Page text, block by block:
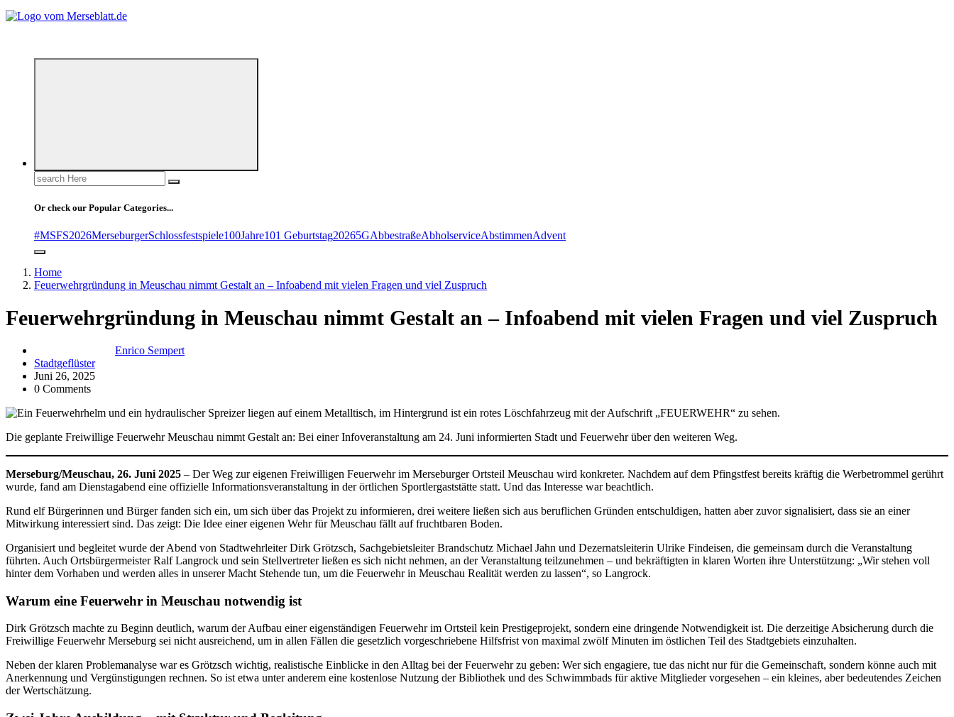
Search
for:
Or check our Popular Categories...
#MSFS2026MerseburgerSchlossfestspiele100Jahre101 Geburtstag20265GAbbestraßeAbholserviceAbstimmenAdvent
Home
Feuerwehrgründung in Meuschau nimmt Gestalt an – Infoabend mit vielen Fragen und viel Zuspruch
Feuerwehrgründung in Meuschau nimmt Gestalt an – Infoabend mit vielen Fragen und viel Zuspruch
Enrico Sempert
Stadtgeflüster
Juni 26, 2025
0 Comments
Die geplante Freiwillige Feuerwehr Meuschau nimmt Gestalt an: Bei einer Infoveranstaltung am 24. Juni informierten Stadt und Feuerwehr über den weiteren Weg.
Merseburg/Meuschau, 26. Juni 2025 – Der Weg zur eigenen Freiwilligen Feuerwehr im Merseburger Ortsteil Meuschau wird konkreter. Nachdem auf dem Pfingstfest bereits kräftig die Werbetrommel gerührt
wurde, fand am Dienstagabend eine offizielle Informationsveranstaltung in der örtlichen Sportlergaststätte statt. Und das Interesse war beachtlich.
Rund elf Bürgerinnen und Bürger fanden sich ein, um sich über das Projekt zu informieren, drei weitere ließen sich aus beruflichen Gründen entschuldigen, hatten aber zuvor signalisiert, dass sie an einer
Mitwirkung interessiert sind. Das zeigt: Die Idee einer eigenen Wehr für Meuschau fällt auf fruchtbaren Boden.
Organisiert und begleitet wurde der Abend von Stadtwehrleiter Dirk Grötzsch, Sachgebietsleiter Brandschutz Michael Jahn und Dezernatsleiterin Ulrike Findeisen, die gemeinsam durch die Veranstaltung
führten. Auch Ortsbürgermeister Ralf Langrock und sein Stellvertreter ließen es sich nicht nehmen, an der Veranstaltung teilzunehmen – und bekräftigten in klaren Worten ihre Unterstützung: „Wir stehen voll
hinter dem Vorhaben und werden alles in unserer Macht Stehende tun, um die Feuerwehr in Meuschau Realität werden zu lassen“, so Langrock.
Warum eine Feuerwehr in Meuschau notwendig ist
Dirk Grötzsch machte zu Beginn deutlich, warum der Aufbau einer eigenständigen Feuerwehr im Ortsteil kein Prestigeprojekt, sondern eine dringende Notwendigkeit ist. Die derzeitige Absicherung durch die
Freiwillige Feuerwehr Merseburg sei nicht ausreichend, um in allen Fällen die gesetzlich vorgeschriebene Hilfsfrist von maximal zwölf Minuten im östlichen Teil des Stadtgebiets einzuhalten.
Neben der klaren Problemanalyse war es Grötzsch wichtig, realistische Einblicke in den Alltag bei der Feuerwehr zu geben: Wer sich engagiere, tue das nicht nur für die Gemeinschaft, sondern könne auch mit
Anerkennung und Vergünstigungen rechnen. So ist etwa unter anderem eine kostenlose Nutzung der Bibliothek und des Schwimmbads für aktive Mitglieder vorgesehen – ein kleines, aber bedeutendes Zeichen
der Wertschätzung.